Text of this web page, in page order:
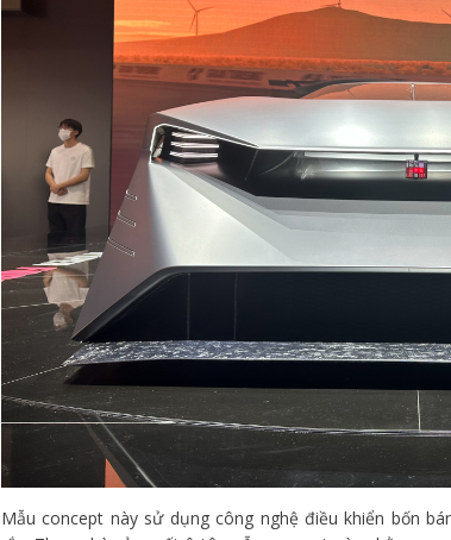
Mẫu concept này sử dụng công nghệ điều khiển bốn